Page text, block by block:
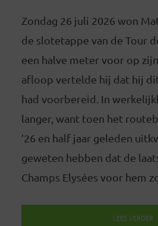
Zondag 26 juli 2026 won
de slotetappe van de Tour
een halve meter voor op
afloop vertelde hij dat hij
had voorbereid. In
langer, want toen het
’26 en half jaar geleden
geweten hebben dat de
Champs Elysées voor hem
LEES VERDER